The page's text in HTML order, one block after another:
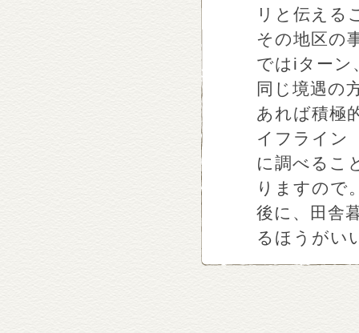
リと伝える
その地区の
ではiターン
同じ境遇の
あれば積極
イフライン
に調べるこ
りますので
後に、田舎
るほうがい